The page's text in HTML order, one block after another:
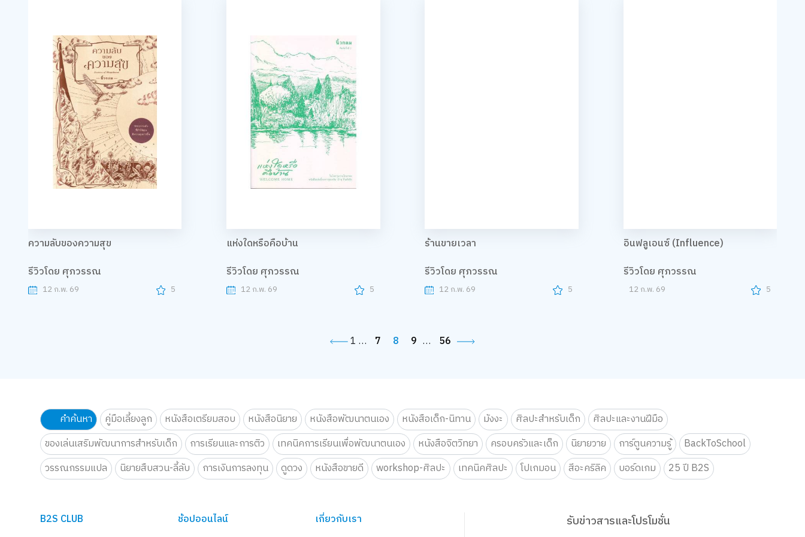
ความลับของความสุข
รีวิวโดย ศุภวรรณ
12 ก.พ. 69 5
แห่งใดหรือคือบ้าน
รีวิวโดย ศุภวรรณ
12 ก.พ. 69 5
ร้านขายเวลา
รีวิวโดย ศุภวรรณ
12 ก.พ. 69 5
อินฟลูเอนซ์ (Influence)
รีวิวโดย ศุภวรรณ
12 ก.พ. 69 5
1 … 7 8 9 … 56
คำค้นหา คู่มือเลี้ยงลูก หนังสือเตรียมสอบ หนังสือนิยาย หนังสือพัฒนาตนเอง หนังสือเด็ก-นิทาน มังงะ ศิลปะสำหรับเด็ก
ศิลปะและงานฝีมือ
ของเล่นเสริมพัฒนาการสำหรับเด็ก
การเรียนและการติว เทคนิคการเรียนเพื่อพัฒนาตนเอง หนังสือจิตวิทยา ครอบครัวและเด็ก นิยายวาย การ์ตูนความรู้
BackToSchool
วรรณกรรมแปล
นิยายสืบสวน-ลี้ลับ การเงินการลงทุน ดูดวง หนังสือขายดี workshop-ศิลปะ เทคนิคศิลปะ โปเกมอน สีอะคริลิค บอร์ดเกม 25 ปี B2S
B2S CLUB ช้อปออนไลน์ เกี่ยวกับเรา รับข่าวสารและโปรโมชั่น